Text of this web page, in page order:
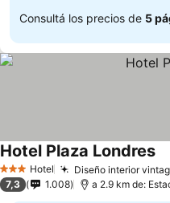
Consultá los precios de 5
3 Estrellas
Hotel Diseño interior
Hotel Plaza Londres
7,3 1.008 a 2.9 km de: